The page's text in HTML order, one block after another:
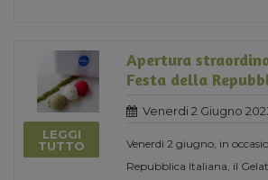
LEGGI
TUTTO
Apertura
Festa della
Venerdi 2 Giugno
Venerdì 2 giugno, in
Repubblica Italiana, il